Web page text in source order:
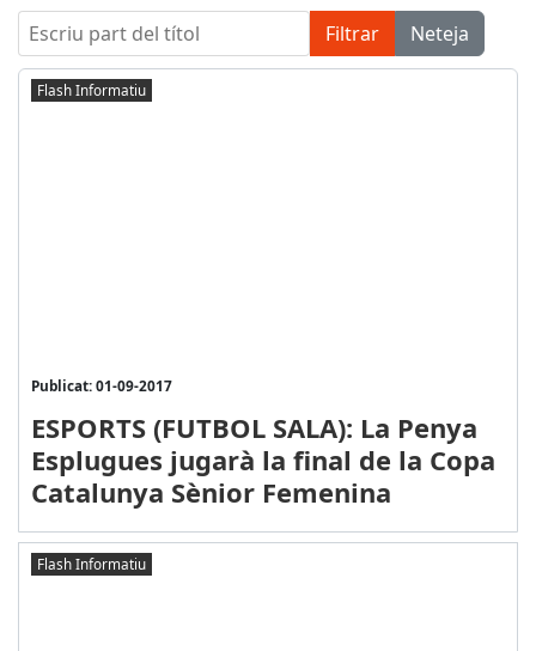
Escriu part del títol Filtrar Neteja
Flash Informatiu
Publicat: 01-09-2017
ESPORTS (FUTBOL SALA): La Penya
Esplugues jugarà la final de la Copa
Catalunya Sènior Femenina
Flash Informatiu